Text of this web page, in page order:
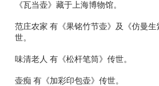
《瓦当壶》藏于上海博物馆。
范庄农家 有《果铭竹节壶》及《仿曼
世。
味清老人 有《松杆笔筒》传世。
壶痴 有《加彩印包壶》传世。